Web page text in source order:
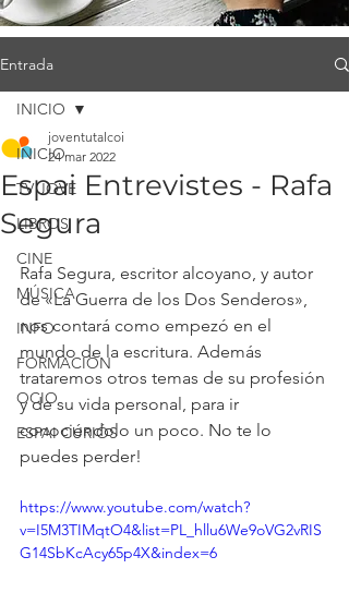
Entrada
INICIO
TV JOVE
LIBROS
CINE
MÚSICA
INFO
FORMACIÓN
OCIO
ESPAI CURIÓS
INICIO
Espai Entrevistes - Rafa
Segura
joventutalcoi
24 mar 2022
Rafa Segura, escritor alcoyano, y autor
de «La Guerra de los Dos Senderos»,
nos contará como empezó en el
mundo de la escritura. Además
trataremos otros temas de su profesión
y de su vida personal, para ir
conociéndolo un poco. No te lo
puedes perder!
https://www.youtube.com/watch?
v=I5M3TIMqtO4&list=PL_hllu6We9oVG2vRIS
G14SbKcAcy65p4X&index=6